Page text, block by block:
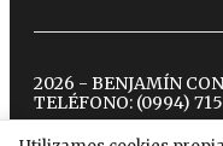
2026 - BENJAMÍN
TELÉFONO: (0994)